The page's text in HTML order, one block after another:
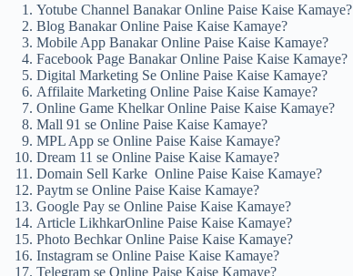
Yotube Channel Banakar Online Paise Kaise Kamaye?
Blog Banakar Online Paise Kaise Kamaye?
Mobile App Banakar Online Paise Kaise Kamaye?
Facebook Page Banakar Online Paise Kaise Kamaye?
Digital Marketing Se Online Paise Kaise Kamaye?
Affilaite Marketing Online Paise Kaise Kamaye?
Online Game Khelkar Online Paise Kaise Kamaye?
Mall 91 se Online Paise Kaise Kamaye?
MPL App se Online Paise Kaise Kamaye?
Dream 11 se Online Paise Kaise Kamaye?
Domain Sell Karke Online Paise Kaise Kamaye?
Paytm se Online Paise Kaise Kamaye?
Google Pay se Online Paise Kaise Kamaye?
Article LikhkarOnline Paise Kaise Kamaye?
Photo Bechkar Online Paise Kaise Kamaye?
Instagram se Online Paise Kaise Kamaye?
Telegram se Online Paise Kaise Kamaye?